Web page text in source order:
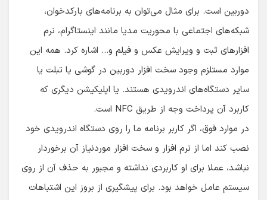
دوربین است. برای مثال می‌توان به برنامه‌های بارکدخوان،
شبکه‌های اجتماعی با محوریت مدیا مانند اینستاگرام، نرم
افزارهای ثبت و ویرایش عکس و فیلم و… اشاره کرد. همه این
موارد مستلزم وجود سخت افزار دوربین در گوشی یا تبلت یا
سایر دستگاه‌های اندرویدی هستند. یا اپلیکیشن دیگری که
کاربرد آن پرداخت وجه از طریق NFC است.
در موارد فوق، اگر کاربر برنامه ما را روی دستگاه اندرویدی خود
نصب کند اما از نرم افزار و سخت افزار موردنیاز آن برخوردار
نباشد، عملا برای او کاربردی نداشته و مجبور به حذف آن از روی
سیستم عامل خواهد بود. برای پیشگیری از بروز این اشتباهات